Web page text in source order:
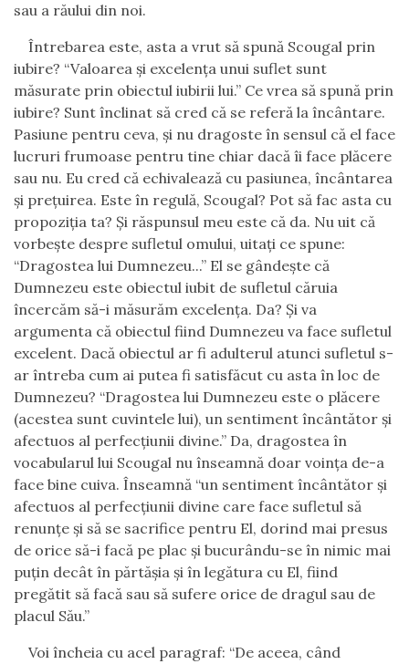
sau a răului din noi.
Întrebarea este, asta a vrut să spună Scougal prin
iubire? “Valoarea şi excelenţa unui suflet sunt
măsurate prin obiectul iubirii lui.” Ce vrea să spună prin
iubire? Sunt înclinat să cred că se referă la încântare.
Pasiune pentru ceva, şi nu dragoste în sensul că el face
lucruri frumoase pentru tine chiar dacă îi face plăcere
sau nu. Eu cred că echivalează cu pasiunea, încântarea
şi preţuirea. Este în regulă, Scougal? Pot să fac asta cu
propoziţia ta? Şi răspunsul meu este că da. Nu uit că
vorbeşte despre sufletul omului, uitaţi ce spune:
“Dragostea lui Dumnezeu...” El se gândeşte că
Dumnezeu este obiectul iubit de sufletul căruia
încercăm să-i măsurăm excelenţa. Da? Şi va
argumenta că obiectul fiind Dumnezeu va face sufletul
excelent. Dacă obiectul ar fi adulterul atunci sufletul s-
ar întreba cum ai putea fi satisfăcut cu asta în loc de
Dumnezeu? “Dragostea lui Dumnezeu este o plăcere
(acestea sunt cuvintele lui), un sentiment încântător şi
afectuos al perfecţiunii divine.” Da, dragostea în
vocabularul lui Scougal nu înseamnă doar voinţa de-a
face bine cuiva. Înseamnă “un sentiment încântător şi
afectuos al perfecţiunii divine care face sufletul să
renunţe şi să se sacrifice pentru El, dorind mai presus
de orice să-i facă pe plac şi bucurându-se în nimic mai
puţin decât în părtăşia şi în legătura cu El, fiind
pregătit să facă sau să sufere orice de dragul sau de
placul Său.”
Voi încheia cu acel paragraf: “De aceea, când